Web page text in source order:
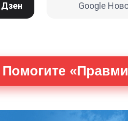
Дзен Google
Помогите